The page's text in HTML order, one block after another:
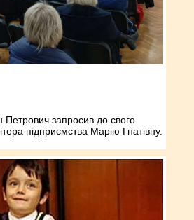
Петрович запросив до свого
підприємства Марію Гнатівну.